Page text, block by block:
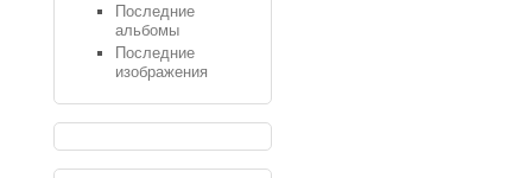
Последние
альбомы
Последние
изображения